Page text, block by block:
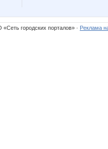
городских порталов» · Реклама